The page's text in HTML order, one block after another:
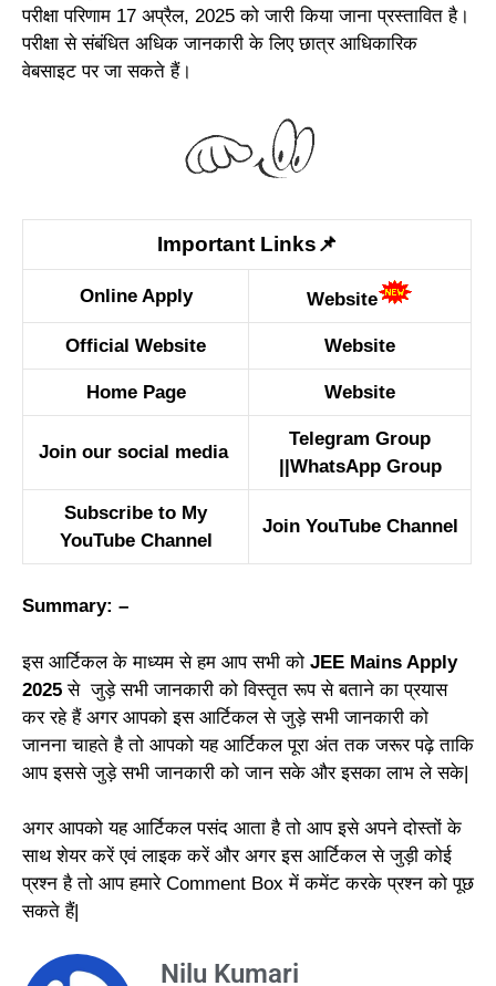
परीक्षा परिणाम 17 अप्रैल, 2025 को जारी किया जाना प्रस्तावित है।
परीक्षा से संबंधित अधिक जानकारी के लिए छात्र आधिकारिक
वेबसाइट पर जा सकते हैं।
Important Links📌
Online Apply Website
Official Website Website
Home Page Website
Join our social media
Telegram Group
||WhatsApp Group
Subscribe to My
YouTube Channel
Join YouTube Channel
Summary: –
इस आर्टिकल के माध्यम से हम आप सभी को JEE Mains Apply
2025 से जुड़े सभी जानकारी को विस्तृत रूप से बताने का प्रयास
कर रहे हैं अगर आपको इस आर्टिकल से जुड़े सभी जानकारी को
जानना चाहते है तो आपको यह आर्टिकल पूरा अंत तक जरूर पढ़े ताकि
आप इससे जुड़े सभी जानकारी को जान सके और इसका लाभ ले सके|
अगर आपको यह आर्टिकल पसंद आता है तो आप इसे अपने दोस्तों के
साथ शेयर करें एवं लाइक करें और अगर इस आर्टिकल से जुड़ी कोई
प्रश्न है तो आप हमारे Comment Box में कमेंट करके प्रश्न को पूछ
सकते हैं|
Nilu Kumari